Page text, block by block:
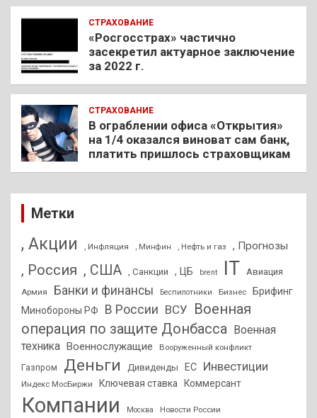
СТРАХОВАНИЕ
«Росгосстрах» частично
засекретил актуарное заключение
за 2022 г.
СТРАХОВАНИЕ
В ограблении офиса «Открытия»
на 1/4 оказался виноват сам банк,
платить пришлось страховщикам
Метки
, Акции , Инфляция , Минфин , Нефть и газ , Прогнозы
, Россия , США , Санкции , ЦБ brent IT Авиация
Армия Банки и финансы Беспилотники Бизнес
Брифинг
Минобороны РФ
В России ВСУ Военная
операция по защите Донбасса Военная
техника Военнослужащие Вооруженный конфликт
Газпром Деньги Дивиденды ЕС Инвестиции
Индекс МосБиржи Ключевая ставка Коммерсант
Компании Москва Новости России